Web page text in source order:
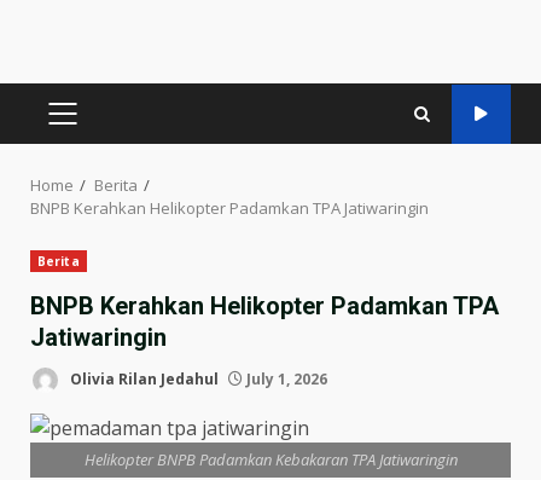
PRIMARY
Home
Berita
BNPB Kerahkan Helikopter Padamkan TPA Jatiwaringin
Berita
BNPB Kerahkan Helikopter Padamkan TPA
Jatiwaringin
Olivia Rilan Jedahul July 1, 2026
Helikopter BNPB Padamkan Kebakaran TPA Jatiwaringin